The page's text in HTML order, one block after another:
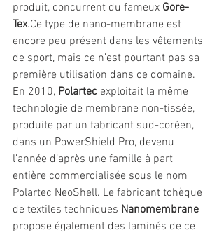
produit, concurrent du fameux Gore-
Tex.Ce type de nano-membrane est
encore peu présent dans les vêtements
de sport, mais ce n’est pourtant pas sa
première utilisation dans ce domaine.
En 2010, Polartec exploitait la même
technologie de membrane non-tissée,
produite par un fabricant sud-coréen,
dans un PowerShield Pro, devenu
l’année d’après une famille à part
entière commercialisée sous le nom
Polartec NeoShell. Le fabricant tchèque
de textiles techniques Nanomembrane
propose également des laminés de ce